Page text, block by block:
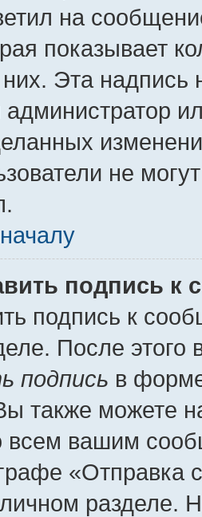
на
показывает
Эта
администратор
не
подпись к
подпись к
После
подпись в
также можете
всем вашим
«Отправка
разделе.